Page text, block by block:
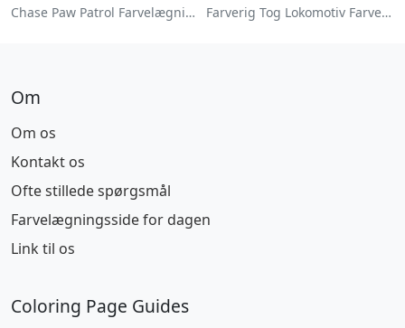
Chase Paw Patrol Farvelægningsside Farverig Tog Lokomotiv Farvelægningsside
Om
Om os
Kontakt os
Ofte stillede spørgsmål
Farvelægningsside for dagen
Link til os
Coloring Page Guides